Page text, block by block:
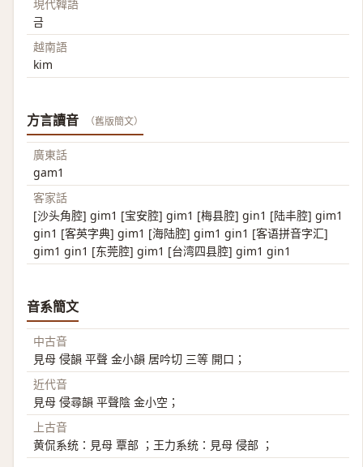
現代韓語
금
越南語
kim
方言讀音 （舊版簡文）
廣東話
gam1
客家話
[沙头角腔] gim1 [宝安腔] gim1 [梅县腔] gin1 [陆丰腔] gim1
gin1 [客英字典] gim1 [海陆腔] gim1 gin1 [客语拼音字汇]
gim1 gin1 [东莞腔] gim1 [台湾四县腔] gim1 gin1
音系簡文
中古音
見母 侵韻 平聲 金小韻 居吟切 三等 開口；
近代音
見母 侵尋韻 平聲陰 金小空；
上古音
黄侃系统：見母 覃部 ；王力系统：見母 侵部 ；